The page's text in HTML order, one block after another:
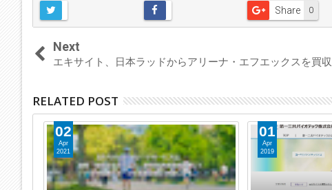
0
Share
Next
エキサイト、日本ラッドからアリーナ・エフエックスを買収
RELATED POST
02
Apr
2021
01
Apr
2019